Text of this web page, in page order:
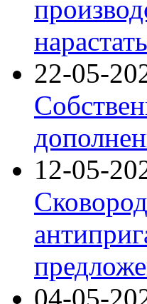
нарастать
22-05-
12-05-